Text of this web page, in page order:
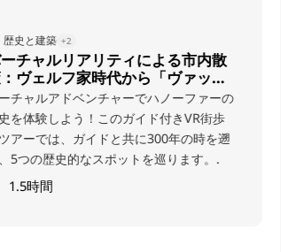
サイクリング
ライプニッツ自転車ツアー
ゴットフリート・ヴィルヘルム・ライプニッ
ツの足跡をたどり、自転車でハノーファーを
巡りましょう。厳選された各スポットでは、
彼の生涯や思想にまつわる興味深い物語に触
れることができます。軽食もご用意していま